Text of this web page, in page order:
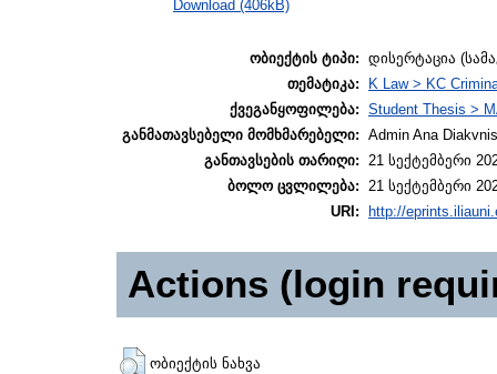
Download (406kB)
ობიექტის ტიპი: დისერტაცია
თემატიკა:
K Law > KC
ქვეგანყოფილება: Student Thesis >
განმათავსებელი მომხმარებელი: Admin Ana
განთავსების თარიღი: 21 სექტემბერი
ბოლო ცვლილება: 21 სექტემბერი
URI:
http://
Actions (login
ობიექტის ნახვა